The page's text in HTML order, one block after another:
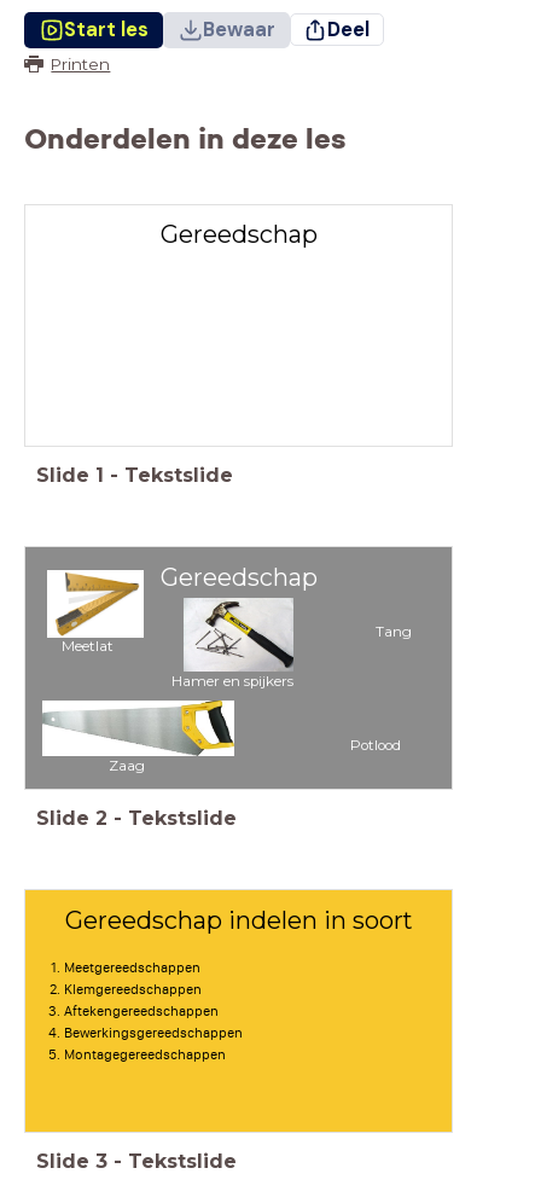
Start les Bewaar Deel
Printen
Onderdelen in deze les
Gereedschap
Slide 1 - Tekstslide
Gereedschap
Meetlat
Hamer en spijkers
Zaag
Tang
Potlood
Slide 2 - Tekstslide
Gereedschap indelen in soort
Meetgereedschappen
Klemgereedschappen
Aftekengereedschappen
Bewerkingsgereedschappen
Montagegereedschappen
Slide 3 - Tekstslide